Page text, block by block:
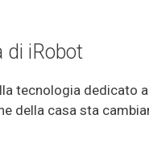
di iRobot
tecnologia dedicato
della casa sta